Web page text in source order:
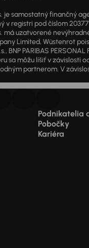
je samostatný finančný
v registri pod číslom
má uzatvorené
Limited, Wüstenrot
BNP PARIBAS
sa môžu líšiť v
partnerom. V
Podnikatelia
Pobočky
Kariéra